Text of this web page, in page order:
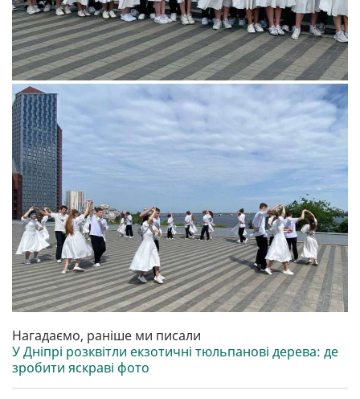
Нагадаємо, раніше ми писали
У Дніпрі розквітли екзотичні тюльпанові дерева: де
зробити яскраві фото